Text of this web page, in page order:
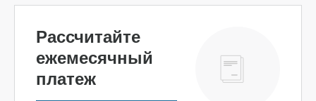
Рассчитайте
ежемесячный
платеж